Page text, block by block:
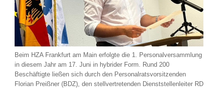
Beim HZA Frankfurt am Main erfolgte die 1. Personalversammlung
in diesem Jahr am 17. Juni in hybrider Form. Rund 200
Beschäftigte ließen sich durch den Personalratsvorsitzenden
Florian Preißner (BDZ), den stellvertretenden Dienststellenleiter RD